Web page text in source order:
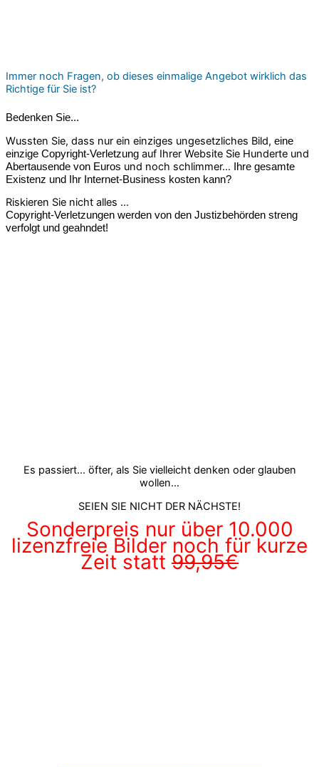
Immer noch Fragen, ob dieses einmalige Angebot wirklich das
Richtige für Sie ist?
Bedenken Sie...
Wussten Sie, dass nur ein einziges ungesetzliches Bild, eine
einzige Copyright-Verletzung auf Ihrer Website Sie Hunderte und
Abertausende von Euros und noch schlimmer...
Ihre gesamte
Existenz und Ihr Internet-Business kosten kann?
Riskieren Sie nicht alles ...
Copyright-Verletzungen werden von den Justizbehörden streng
verfolgt und geahndet!
Es passiert... öfter, als Sie vielleicht denken oder glauben
wollen...
SEIEN SIE NICHT DER NÄCHSTE!
Sonderpreis nur über 10.000
lizenzfreie Bilder noch für kurze
Zeit statt 99,95€